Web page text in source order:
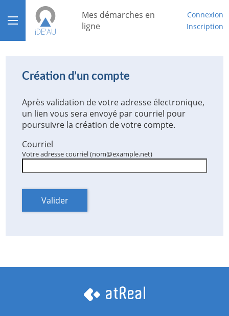
Mes démarches en
ligne
Connexion
Inscription
Ouvrir le menu
Aide
Mon tableau de bord
Création d’un compte
Après validation de votre adresse électronique,
un lien vous sera envoyé par courriel pour
poursuivre la création de votre compte.
Courriel
Votre adresse courriel (nom@example.net)
Valider